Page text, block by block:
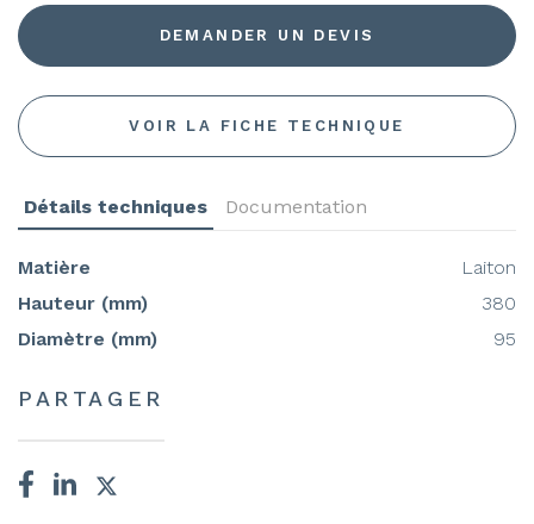
DEMANDER UN DEVIS
VOIR LA FICHE TECHNIQUE
Détails techniques Documentation
Matière
Laiton
Hauteur (mm)
380
Diamètre (mm)
95
PARTAGER